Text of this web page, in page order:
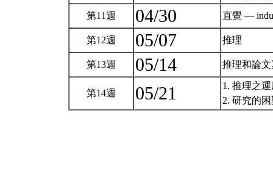
第11週 04/30 直覺 —
第12週 05/07 推理
第13週 05/14 推理和論
第14週 05/21
1. 推理之
2. 研究的